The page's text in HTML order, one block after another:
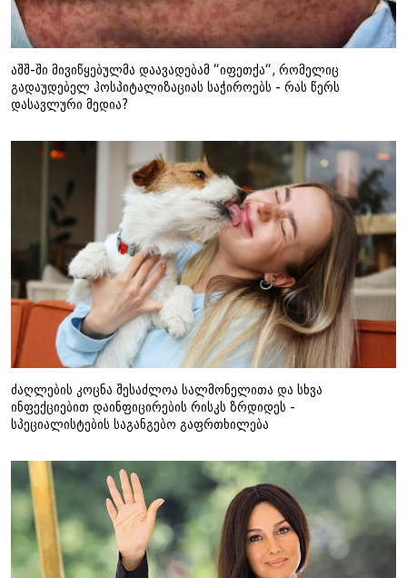
აშშ-ში მივიწყებულმა დაავადებამ “იფეთქა“, რომელიც
გადაუდებელ ჰოსპიტალიზაციას საჭიროებს - რას წერს
დასავლური მედია?
ძაღლების კოცნა შესაძლოა სალმონელითა და სხვა
ინფექციებით დაინფიცირების რისკს ზრდიდეს -
სპეციალისტების საგანგებო გაფრთხილება